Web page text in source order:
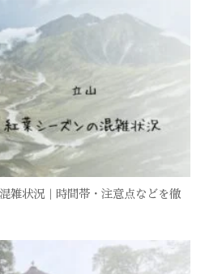
雑状況｜時間帯・注意点などを徹